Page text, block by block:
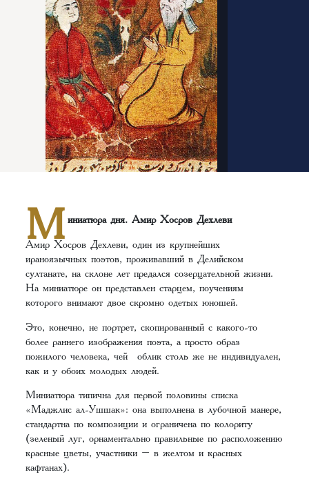
М иниатюра дня. Амир Хосров Дехлеви
Амир Хосров Дехлеви, один из крупнейших
ираноязычных поэтов, проживавший в Делийском
султанате, на склоне лет предался созерцательной жизни.
На миниатюре он представлен старцем, поучениям
которого внимают двое скромно одетых юношей.
Это, конечно, не портрет, скопированный с какого-то
более раннего изображения поэта, а просто образ
пожилого человека, чей облик столь же не индивидуален,
как и у обоих молодых людей.
Миниатюра типична для первой половины списка
«Маджлис ал-Ушшак»: она выполнена в лубочной манере,
стандартна по композиции и ограничена по колориту
(зеленый луг, орнаментально правильные по расположению
красные цветы, участники – в желтом и красных
кафтанах).